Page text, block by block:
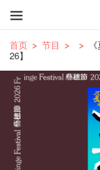
首页 节目
26】